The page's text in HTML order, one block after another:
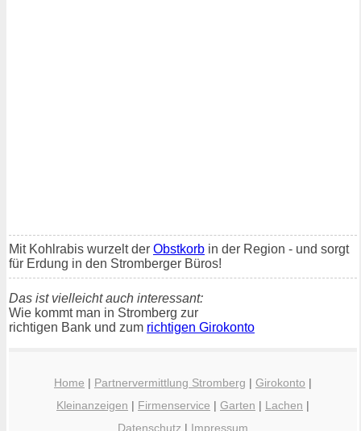
Mit Kohlrabis wurzelt der Obstkorb in der Region - und sorgt
für Erdung in den Stromberger Büros!
Das ist vielleicht auch interessant:
Wie kommt man in Stromberg zur
richtigen Bank und zum richtigen Girokonto
Home | Partnervermittlung Stromberg | Girokonto |
Kleinanzeigen | Firmenservice | Garten | Lachen |
Datenschutz | Impressum